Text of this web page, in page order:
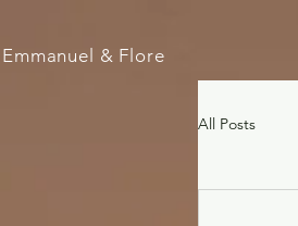
Emmanuel & Flore
All Posts